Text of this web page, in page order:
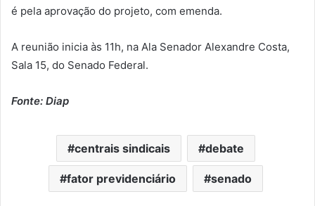
é pela aprovação do projeto, com emenda.
A reunião inicia às 11h, na Ala Senador Alexandre Costa,
Sala 15, do Senado Federal.
Fonte: Diap
centrais sindicais debate
fator previdenciário senado